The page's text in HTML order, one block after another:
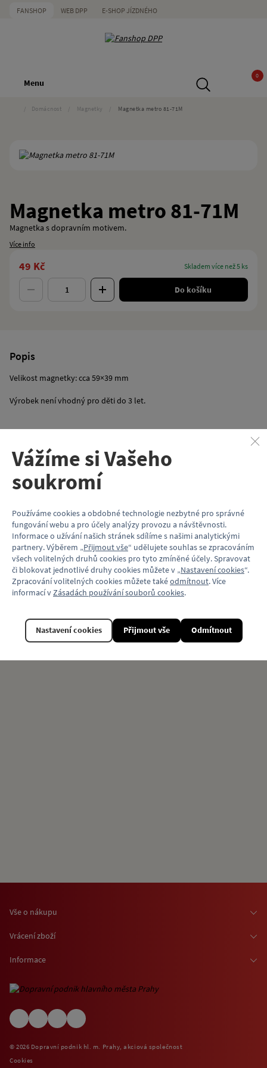
FANSHOP WEB DPP E-SHOP JÍZDNÉHO
Menu
0
Domácnost Magnetky Magnetka metro 81-71M
Magnetka metro 81-71M
Magnetka s dopravním motivem.
Více info
49 Kč skladem více než 5 ks
Do košíku
Popis
Velikost magnetky: cca 59×39 mm
​Výrobek není vhodný pro děti do 3 let.
Kód produktu
Model vozu
Věk
Související produkty
Vše o nákupu
Osobní odběr zboží
O nákupu jízdenek a vstupenek
(EN) Shipping abroad
Vrácení zboží
Informace
Informace o využívání cookies
© 2026 Dopravní podnik hl. m. Prahy, akciová společnost
Cookies
Vážíme si Vašeho
soukromí
Používáme cookies a obdobné technologie nezbytné pro správné
fungování webu a pro účely analýzy provozu a návštěvnosti.
Informace o užívání našich stránek sdílíme s našimi analytickými
partnery. Výběrem „Přijmout vše“ udělujete souhlas se zpracováním
všech volitelných druhů cookies pro tyto zmíněné účely. Spravovat
či blokovat jednotlivé druhy cookies můžete v „Nastavení cookies“.
Zpracování volitelných cookies můžete takéodmítnout. Více
informací v Zásadách používání souborů cookies.
Odmítnout
Nastavení cookies Přijmout vše